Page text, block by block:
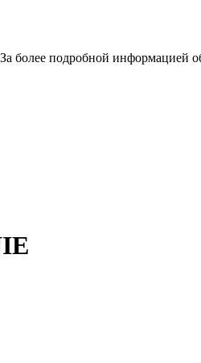
более подробной информацией